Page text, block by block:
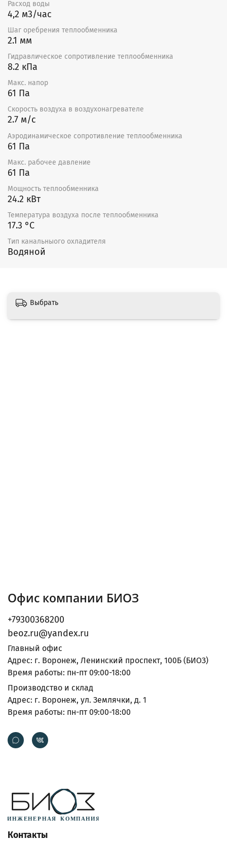
Воздух, проходящий через теплообменник, не должен
содержать в себе клейких, абразивных, волокнистых
требуется установка фильтра для защиты охладителя
от загрязнения и, как следствие, снижения его
производительности.
Водяные воздухохладители следует монтировать в
горизонтальном положении для обеспечения отвода
воздуха и конденсата. Если при монтаже водяных
воздухоотводчик, то он должен монтироваться в
наивысшей точке. Рекомендуется выбирать
конфигурацию водяного охладителя с общим
движением хладагента навстречу потоку воздуха.
Сертификат
Расход воды
4,2 м3/час
Шаг оребрения теплообменника
2.1 мм
Гидравлическое сопротивление теплообменника
8.2 кПа
Макс. напор
61 Па
Скорость воздуха в воздухонагревателе
2.7 м/с
Аэродинамическое сопротивление теплообменника
61 Па
Макс. рабочее давление
61 Па
Мощность теплообменника
24.2 кВт
Температура воздуха после теплообменника
17.3 °С
Тип канальныого охладителя
Водяной
Выбрать
Офис компании БИОЗ
+79300368200
beoz.ru@yandex.ru
Главный офис
Адрес: г. Воронеж, Ленинский проспект, 100Б (БИОЗ)
Время работы: пн-пт 09:00-18:00
Производство и склад
Адрес: г. Воронеж, ул. Землячки, д. 1
Время работы: пн-пт 09:00-18:00
Контакты